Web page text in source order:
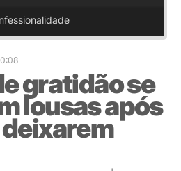
gratidão se
lousas após